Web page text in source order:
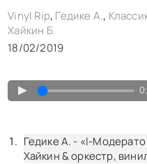
ТЕОРИЯ
МУЗЫКА
HI-FI PLAYERS
TESTS
LOL
ССЫЛКИ
КОНТАКТЫ
BACK TO PHOTO
Vinyl Rip, Гедике А.,
Хайкин Б.
18/02/2019
▲
Гедике А. - «I-
Хайкин & оркестр,